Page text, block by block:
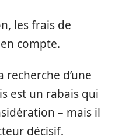
les frais de
compte.
d’une
est un rabais qui
– mais il
décisif.